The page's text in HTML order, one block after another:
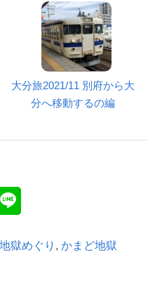
大分旅2021/11 別府から大
分へ移動するの編
地獄めぐり , かまど地獄